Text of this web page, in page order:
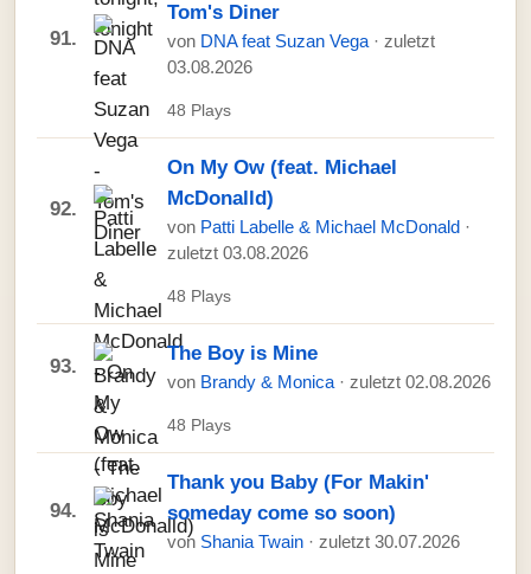
91.
Tom's Diner
von DNA feat Suzan Vega · zuletzt
03.08.2026
48 Plays
92.
On My Ow (feat. Michael
McDonalld)
von Patti Labelle & Michael McDonald ·
zuletzt 03.08.2026
48 Plays
93.
The Boy is Mine
von Brandy & Monica · zuletzt 02.08.2026
48 Plays
94.
Thank you Baby (For Makin'
someday come so soon)
von Shania Twain · zuletzt 30.07.2026